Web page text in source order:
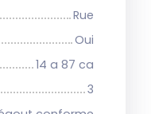
Rue
Oui
14 a 87 ca
3